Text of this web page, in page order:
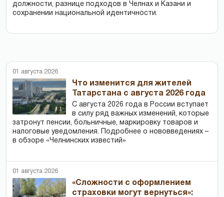
должности, разнице подходов в Челнах и Казани и
сохранении национальной идентичности.
01 августа 2026
Что изменится для жителей
Татарстана с августа 2026 года
С августа 2026 года в России вступает
в силу ряд важных изменений, которые
затронут пенсии, больничные, маркировку товаров и
налоговые уведомления. Подробнее о нововведениях –
в обзоре «Челнинских известий»
01 августа 2026
«Сложности с оформлением
страховки могут вернуться»: